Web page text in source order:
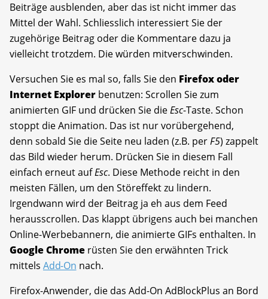
Beiträge ausblenden, aber das ist nicht immer das
Mittel der Wahl. Schliesslich interessiert Sie der
zugehörige Beitrag oder die Kommentare dazu ja
vielleicht trotzdem. Die würden mitverschwinden.
Versuchen Sie es mal so, falls Sie den Firefox oder
Internet Explorer benutzen: Scrollen Sie zum
animierten GIF und drücken Sie dieEsc-Taste. Schon
stoppt die Animation. Das ist nur vorübergehend,
denn sobald Sie die Seite neu laden (z.B. perF5) zappelt
das Bild wieder herum. Drücken Sie in diesem Fall
einfach erneut aufEsc. Diese Methode reicht in den
meisten Fällen, um den Störeffekt zu lindern.
Irgendwann wird der Beitrag ja eh aus dem Feed
herausscrollen. Das klappt übrigens auch bei manchen
Online-Werbebannern, die animierte GIFs enthalten. In
Google Chrome rüsten Sie den erwähnten Trick
mittels Add-On nach.
Firefox-Anwender, die das Add-On AdBlockPlus an Bord